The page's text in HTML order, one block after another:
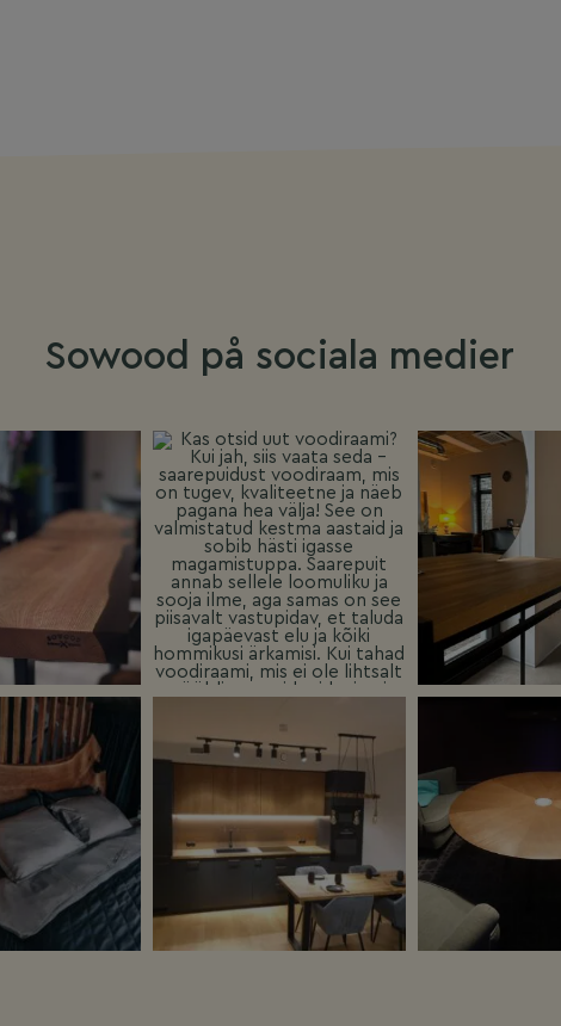
Sowood på sociala medier